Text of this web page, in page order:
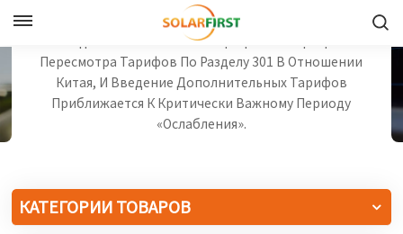
English
中文
Новости Компании
Соединенные Штаты Инициировали Процесс
Пересмотра Тарифов По Разделу 301 В Отношении
Китая, И Введение Дополнительных Тарифов
Приближается К Критически Важному Периоду
«ослабления».
КАТЕГОРИИ ТОВАРОВ